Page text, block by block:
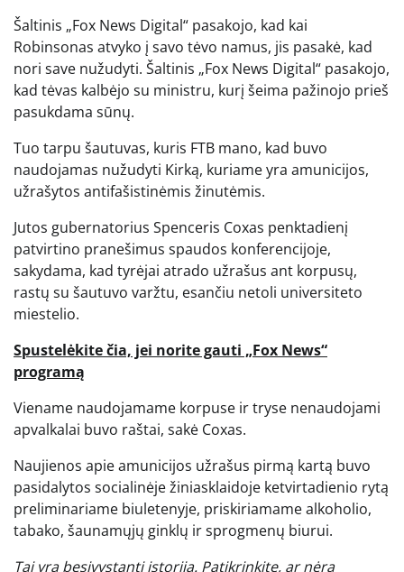
Šaltinis „Fox News Digital“ pasakojo, kad kai
Robinsonas atvyko į savo tėvo namus, jis pasakė, kad
nori save nužudyti. Šaltinis „Fox News Digital“ pasakojo,
kad tėvas kalbėjo su ministru, kurį šeima pažinojo prieš
pasukdama sūnų.
Tuo tarpu šautuvas, kuris FTB mano, kad buvo
naudojamas nužudyti Kirką, kuriame yra amunicijos,
užrašytos antifašistinėmis žinutėmis.
Jutos gubernatorius Spenceris Coxas penktadienį
patvirtino pranešimus spaudos konferencijoje,
sakydama, kad tyrėjai atrado užrašus ant korpusų,
rastų su šautuvo varžtu, esančiu netoli universiteto
miestelio.
Spustelėkite čia, jei norite gauti „Fox News“
programą
Viename naudojamame korpuse ir tryse nenaudojami
apvalkalai buvo raštai, sakė Coxas.
Naujienos apie amunicijos užrašus pirmą kartą buvo
pasidalytos socialinėje žiniasklaidoje ketvirtadienio rytą
preliminariame biuletenyje, priskiriamame alkoholio,
tabako, šaunamųjų ginklų ir sprogmenų biurui.
Tai yra besivystanti istorija. Patikrinkite, ar nėra